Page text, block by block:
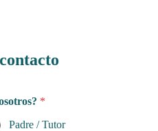
*
Padre / Tutor